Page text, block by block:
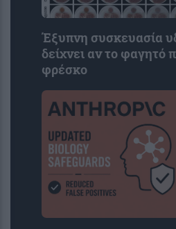
Έξυπνη συσκευασία
δείχνει αν το φαγητό
φρέσκο